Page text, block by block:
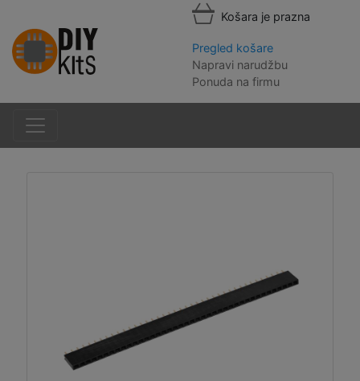
Košara je prazna
Pregled košare
Napravi narudžbu
Ponuda na firmu